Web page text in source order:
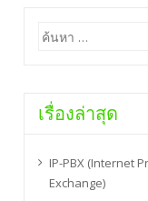
ค้นหา
สำหรับ:
เรื่องล่าสุด
IP-PBX (Internet
Exchange)